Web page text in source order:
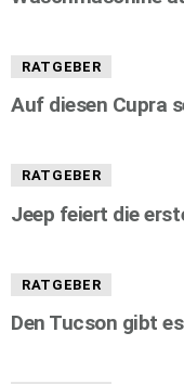
RATGEBER
Auf diesen Cupra
RATGEBER
Jeep feiert die
RATGEBER
Den Tucson gibt